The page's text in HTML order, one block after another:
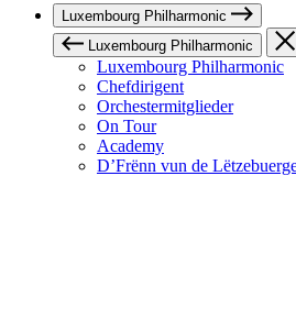
Luxembourg Philharmonic
Luxembourg Philharmonic
Luxembourg Philharmonic
Chefdirigent
Orchestermitglieder
On Tour
Academy
D’Frënn vun de